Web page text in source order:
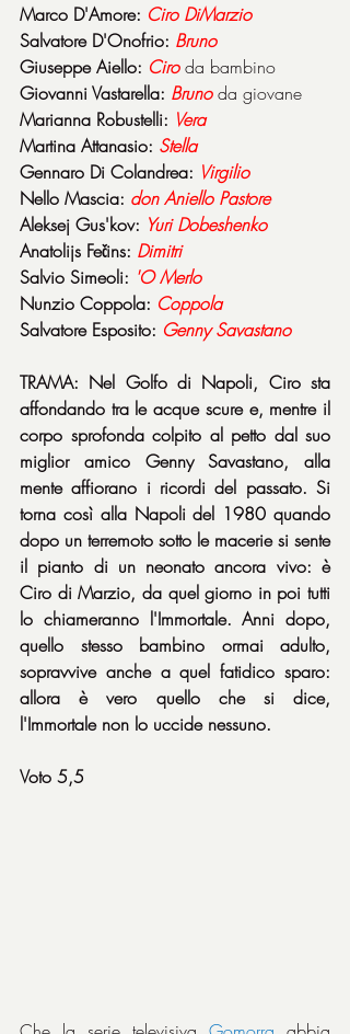
Marco D'Amore: Ciro DiMarzio
Salvatore D'Onofrio: Bruno
Giuseppe Aiello: Ciro da bambino
Giovanni Vastarella: Bruno da giovane
Marianna Robustelli: Vera
Martina Attanasio: Stella
Gennaro Di Colandrea: Virgilio
Nello Mascia: don Aniello Pastore
Aleksej Gus'kov: Yuri Dobeshenko
Anatolijs Fečins: Dimitri
Salvio Simeoli: 'O Merlo
Nunzio Coppola: Coppola
Salvatore Esposito: Genny Savastano
TRAMA: Nel Golfo di Napoli, Ciro sta
affondando tra le acque scure e, mentre il
corpo sprofonda colpito al petto dal suo
miglior amico Genny Savastano, alla
mente affiorano i ricordi del passato. Si
torna così alla Napoli del 1980 quando
dopo un terremoto sotto le macerie si sente
il pianto di un neonato ancora vivo: è
Ciro di Marzio, da quel giorno in poi tutti
lo chiameranno l'Immortale. Anni dopo,
quello stesso bambino ormai adulto,
sopravvive anche a quel fatidico sparo:
allora è vero quello che si dice,
l'Immortale non lo uccide nessuno.
Voto 5,5